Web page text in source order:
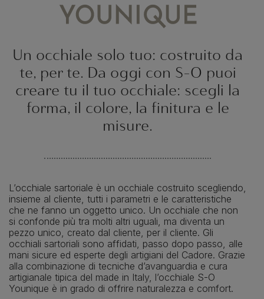
Un occhiale solo tuo: costruito da
te, per te. Da oggi con S-O puoi
creare tu il tuo occhiale: scegli la
forma, il colore, la finitura e le
misure.
L’occhiale sartoriale è un occhiale costruito scegliendo,
insieme al cliente, tutti i parametri e le caratteristiche
che ne fanno un oggetto unico. Un occhiale che non
si confonde più tra molti altri uguali, ma diventa un
pezzo unico, creato dal cliente, per il cliente. Gli
occhiali sartoriali sono affidati, passo dopo passo, alle
mani sicure ed esperte degli artigiani del Cadore. Grazie
alla combinazione di tecniche d’avanguardia e cura
artigianale tipica del made in Italy, l’occhiale S-O
Younique è in grado di offrire naturalezza e comfort.